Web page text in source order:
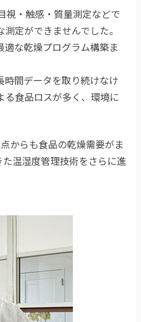
視・触感・質量測定などで
定ができませんでした。
適な乾燥プログラム構築ま
間データを取り続けなけ
る食品ロスが多く、環境に
からも食品の乾燥需要がま
温湿度管理技術をさらに進